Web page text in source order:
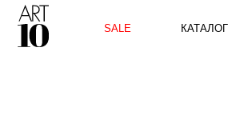
SALE КАТАЛОГ